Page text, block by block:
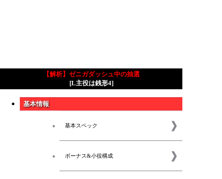
【解析】ゼニガダッシュ中の抽選
[L主役は銭形4]
基本情報
基本スペック
ボーナス&小役構成